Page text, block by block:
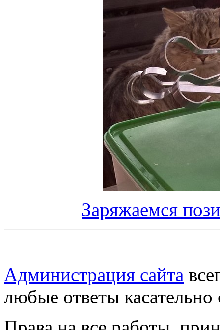
Заряжаемся
Администрация сайта
любые ответы касательно